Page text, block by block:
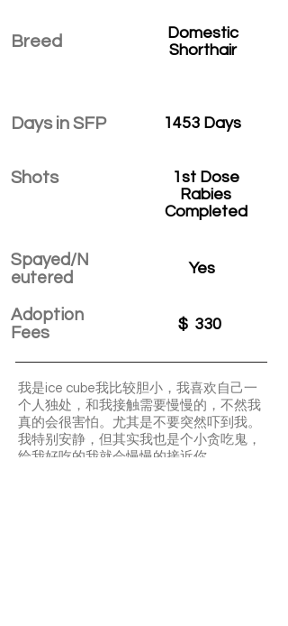
Breed
Days in SFP
Shots
Spayed/N
eutered
Adoption
Fees
Domestic
Shorthair
1453 Days
1st Dose
Rabies
Completed
Yes
$ 330
我是ice cube我比较胆小，我喜欢自己一
个人独处，和我接触需要慢慢的，不然我
真的会很害怕。尤其是不要突然吓到我。
我特别安静，但其实我也是个小贪吃鬼，
给我好吃的我就会慢慢的接近你。